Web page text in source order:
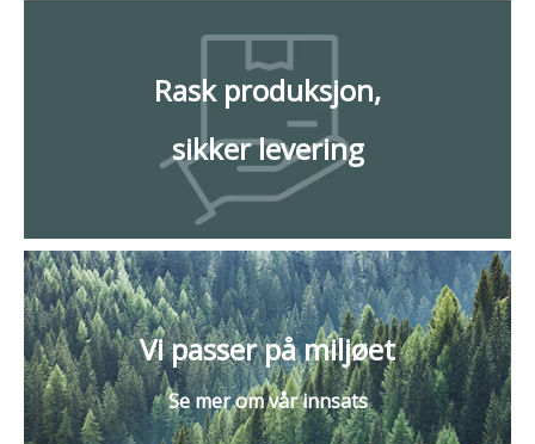
Rask produksjon,
sikker levering
Vi passer på miljøet
Se mer om vår innsats